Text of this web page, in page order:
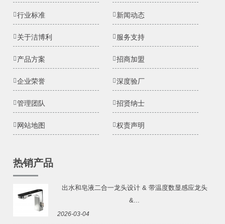
行业标准 新闻动态
关于洁博利 服务支持
产品方案 招商加盟
企业荣誉 深度验厂
管理团队 招贤纳士
网站地图 权责声明
热销产品
出水和皂液二合一龙头设计 & 带温度数显感应龙头
&...
2026-03-04